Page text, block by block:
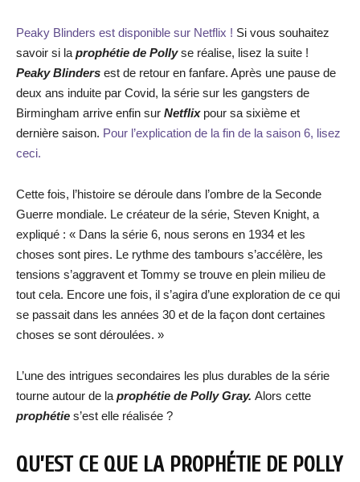
Peaky Blinders est disponible sur Netflix ! Si vous souhaitez
savoir si la prophétie de Pollyse réalise, lisez la suite !
Peaky Blinders est de retour en fanfare. Après une pause de
deux ans induite par Covid, la série sur les gangsters de
Birmingham arrive enfin sur Netflix pour sa sixième et
dernière saison. Pour l’explication de la fin de la saison 6, lisez
ceci.
Cette fois, l’histoire se déroule dans l’ombre de la Seconde
Guerre mondiale. Le créateur de la série, Steven Knight, a
expliqué : « Dans la série 6, nous serons en 1934 et les
choses sont pires. Le rythme des tambours s’accélère, les
tensions s’aggravent et Tommy se trouve en plein milieu de
tout cela. Encore une fois, il s’agira d’une exploration de ce qui
se passait dans les années 30 et de la façon dont certaines
choses se sont déroulées. »
L’une des intrigues secondaires les plus durables de la série
tourne autour de la prophétie de Polly Gray. Alors cette
prophétie s’est elle réalisée ?
QU’EST CE QUE LA PROPHÉTIE DE POLLY